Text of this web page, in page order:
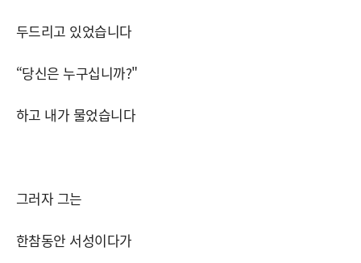
두드리고 있었습니다
“당신은 누구십니까?"
하고 내가 물었습니다
그러자 그는
한참동안 서성이다가